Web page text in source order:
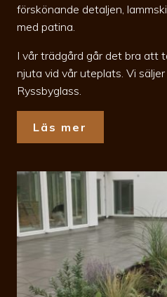
förskönande detaljen,
med patina.
I vår trädgård går det bra att
njuta vid vår uteplats. Vi
Ryssbyglass.
Läs mer